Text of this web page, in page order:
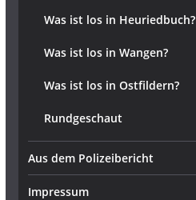
Was ist los in Heuriedbuch?
Was ist los in Wangen?
Was ist los in Ostfildern?
Rundgeschaut
Aus dem Polizeibericht
Impressum